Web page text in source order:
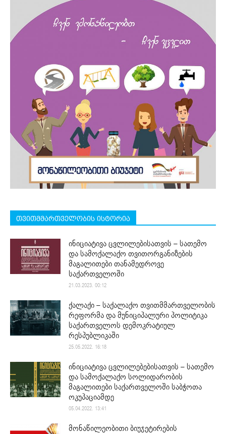
თვითმმართველობის ისტორია
ინიციატივა ცვლილებისათვის – სათემო
და სამოქალაქო თვითორგანიზების
მაგალითები თანამედროვე
საქართველოში
21.03.2023. 00:12
ქალაქი – საქალაქო თვითმმართველობის
რეფორმა და მუნიციპალური პოლიტიკა
საქართველოს დემოკრატიულ
რესპუბლიკაში
25.05.2022. 16:18
ინიციატივა ცვლილებებისათვის – სათემო
და სამოქალაქო სოლიდარობის
მაგალითები საქართველოში საბჭოთა
ოკუპაციამდე
05.04.2022. 13:41
მონაწილეობითი ბიუჯეტირების